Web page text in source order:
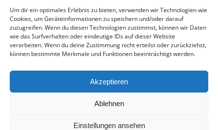
Um dir ein optimales Erlebnis zu bieten, verwenden wir Technologien wie
Cookies, um Geräteinformationen zu speichern und/oder darauf
zuzugreifen. Wenn du diesen Technologien zustimmst, können wir Daten
wie das Surfverhalten oder eindeutige IDs auf dieser Website
verarbeiten. Wenn du deine Zustimmung nicht erteilst oder zurückziehst,
können bestimmte Merkmale und Funktionen beeinträchtigt werden.
Akzeptieren
Ablehnen
Einstellungen ansehen
HANDWERKSFORM HANNOVER
Ausstellungszentrum der Handwerkskammer Hannover
Berliner Allee 17
handwerksform@hwk-psg.de
Impressum
Allgemeine Geschäftsbedingungen